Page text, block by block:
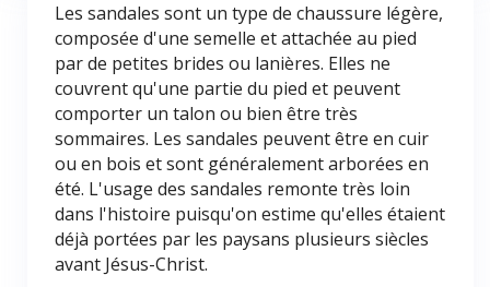
Les sandales sont un type de chaussure légère,
composée d'une semelle et attachée au pied
par de petites brides ou lanières. Elles ne
couvrent qu'une partie du pied et peuvent
comporter un talon ou bien être très
sommaires. Les sandales peuvent être en cuir
ou en bois et sont généralement arborées en
été. L'usage des sandales remonte très loin
dans l'histoire puisqu'on estime qu'elles étaient
déjà portées par les paysans plusieurs siècles
avant Jésus-Christ.